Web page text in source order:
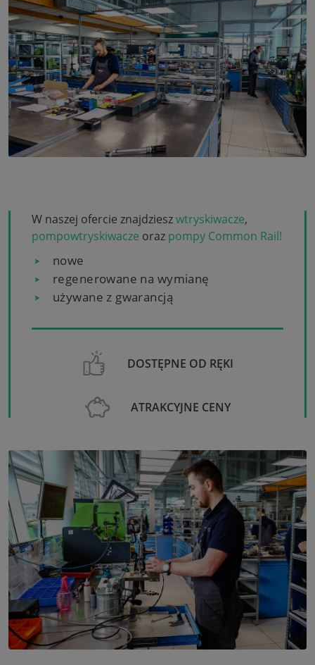
W naszej ofercie znajdzieszwtryskiwacze,
pompowtryskiwacze oraz pompy Common Rail!
nowe
regenerowane na wymianę
używane z gwarancją
DOSTĘPNE OD RĘKI
ATRAKCYJNE CENY